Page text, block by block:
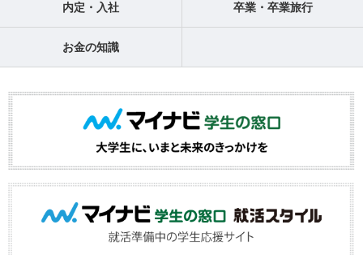
内定・入社 卒業・卒業旅行
お金の知識